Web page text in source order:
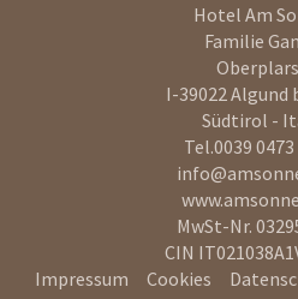
Hotel Am
Familie
I-39022 Algund
Südtirol -
Tel.0039
MwSt-Nr.
CIN
Impressum
Cookies